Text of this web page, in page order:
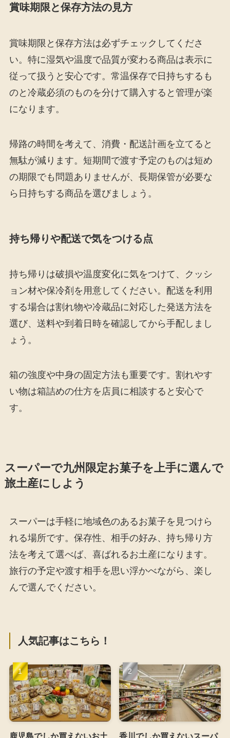
賞味期限と保存方法の見方
賞味期限と保存方法は必ずチェックしてくださ
い。特に湿気や温度で品質が変わる商品は表示に
従って扱うと安心です。常温保存で日持ちするも
のと冷蔵必須のものを分けて購入すると管理が楽
になります。
帰路の時間を考えて、消費・配送計画を立てると
無駄が減ります。短期間で渡す予定のものは短め
の期限でも問題ありませんが、長期保管が必要な
ら日持ちする商品を選びましょう。
持ち帰りや配送で気をつける点
持ち帰りは破損や温度変化に気をつけて、クッシ
ョン材や保冷剤を用意してください。配送を利用
する場合は割れ物や冷蔵品に対応した発送方法を
選び、送料や到着日時を確認してから手配しまし
ょう。
箱の強度や中身の固定方法も重要です。割れやす
い物は箱詰めの仕方を店員に相談すると安心で
す。
スーパーで九州限定お菓子を上手に選んで
旅土産にしよう
スーパーは手軽に地域色のあるお菓子を見つけら
れる場所です。保存性、相手の好み、持ち帰り方
法を考えて選べば、喜ばれるお土産になります。
旅行の予定や渡す相手を思い浮かべながら、楽し
んで選んでください。
人気記事はこちら！
鹿児島でしか買えないお土
香川でしか買えないスーパ